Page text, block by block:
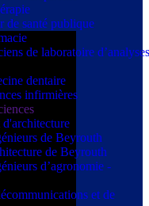
de santé publique
de laboratoire d’analyses
dentaire
infirmières
d'architecture
de Beyrouth
de Beyrouth
d’agronomie -
et de